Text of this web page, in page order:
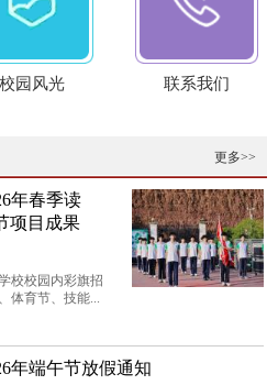
校园风光 联系我们
更多>>
年春季读
项目成果
校校园内彩旗招
体育节、技能...
年端午节放假通知